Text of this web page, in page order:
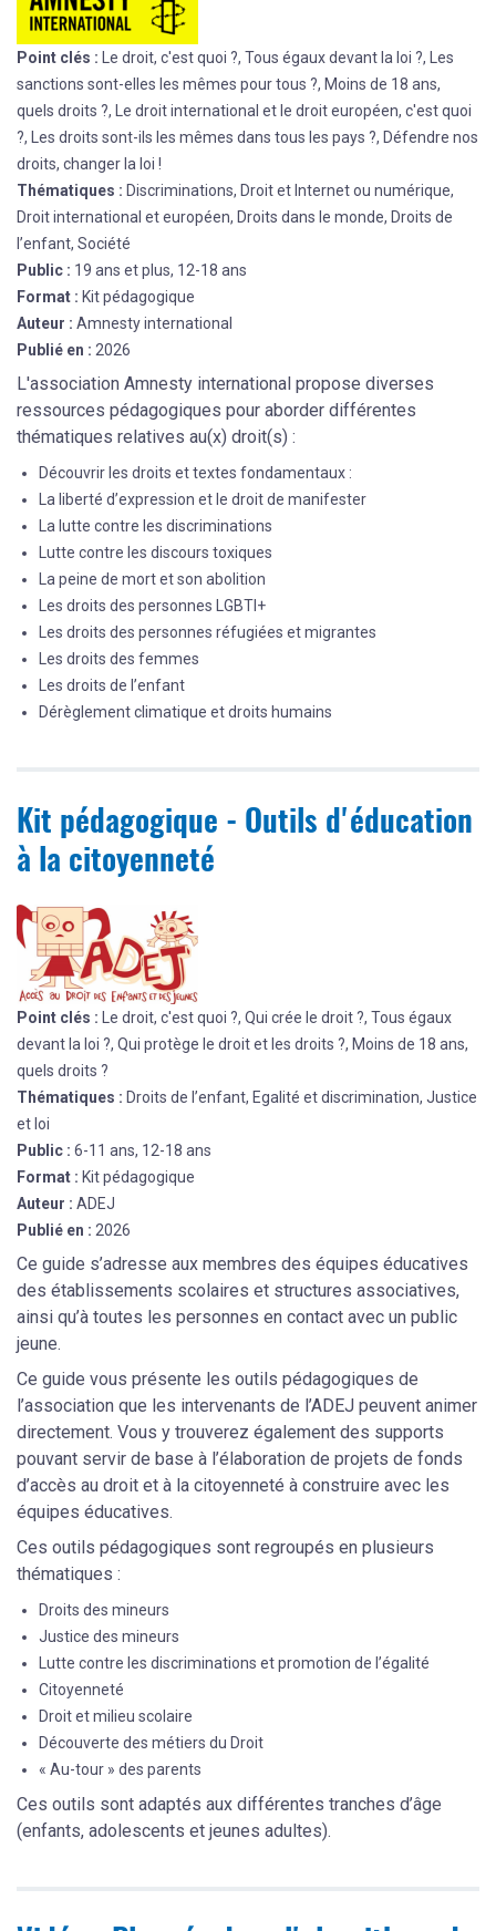
Point clés : Le droit, c'est quoi ?, Tous égaux devant la loi ?, Les
sanctions sont-elles les mêmes pour tous ?, Moins de 18 ans,
quels droits ?, Le droit international et le droit européen, c'est quoi
?, Les droits sont-ils les mêmes dans tous les pays ?, Défendre nos
droits, changer la loi !
Thématiques : Discriminations, Droit et Internet ou numérique,
Droit international et européen, Droits dans le monde, Droits de
l’enfant, Société
Public : 19 ans et plus, 12-18 ans
Format : Kit pédagogique
Auteur : Amnesty international
Publié en : 2026
L'association Amnesty international propose diverses
ressources pédagogiques pour aborder différentes
thématiques relatives au(x) droit(s) :
Découvrir les droits et textes fondamentaux :
La liberté d’expression et le droit de manifester
La lutte contre les discriminations
Lutte contre les discours toxiques
La peine de mort et son abolition
Les droits des personnes LGBTI+
Les droits des personnes réfugiées et migrantes
Les droits des femmes
Les droits de l’enfant
Dérèglement climatique et droits humains
Kit pédagogique - Outils d'éducation
à la citoyenneté
Point clés : Le droit, c'est quoi ?, Qui crée le droit ?, Tous égaux
devant la loi ?, Qui protège le droit et les droits ?, Moins de 18 ans,
quels droits ?
Thématiques : Droits de l’enfant, Egalité et discrimination, Justice
et loi
Public : 6-11 ans, 12-18 ans
Format : Kit pédagogique
Auteur : ADEJ
Publié en : 2026
Ce guide s’adresse aux membres des équipes éducatives
des établissements scolaires et structures associatives,
ainsi qu’à toutes les personnes en contact avec un public
jeune.
Ce guide vous présente les outils pédagogiques de
l’association que les intervenants de l’ADEJ peuvent animer
directement. Vous y trouverez également des supports
pouvant servir de base à l’élaboration de projets de fonds
d’accès au droit et à la citoyenneté à construire avec les
équipes éducatives.
Ces outils pédagogiques sont regroupés en plusieurs
thématiques :
Droits des mineurs
Justice des mineurs
Lutte contre les discriminations et promotion de l’égalité
Citoyenneté
Droit et milieu scolaire
Découverte des métiers du Droit
« Au-tour » des parents
Ces outils sont adaptés aux différentes tranches d’âge
(enfants, adolescents et jeunes adultes).